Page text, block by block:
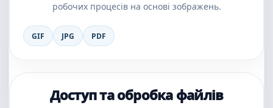
робочих процесів на основі зображень.
GIF JPG PDF
Доступ та обробка файлів